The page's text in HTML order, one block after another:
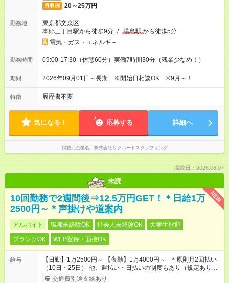
月収例 20～25万円
勤務地
東京都文京区
本郷三丁目駅から徒歩9分 / 湯島駅から徒歩5分
電気・ガス・エネルギ－
勤務時間 09:00-17:30（休憩60分）実働7時間30分（残業少なめ！）
期間 2026年09月01日～長期 ※開始日相談OK ※9月～！
特徴 履歴書不要
気になる！ 応募する 詳細へ
掲載元企業名 株式会社リクルートスタッフィング
掲載日：2026.08.07
未読
NEW
10回勤務で2週間後⇒12.5万円GET！＊日給1万
2500円～＊声掛けや道案内
アルバイト 職種未経験OK 社会人未経験OK
大学生歓迎
ブランクOK
WEB登録・面接OK
給与
【日勤】1万2500円～ 【夜勤】1万4000円～ ＊原則月2回払い
（10日・25日） 他、週払い・日払いの制度もあり（規定あり）
＃日収1万円以上
交通費別途支給あり